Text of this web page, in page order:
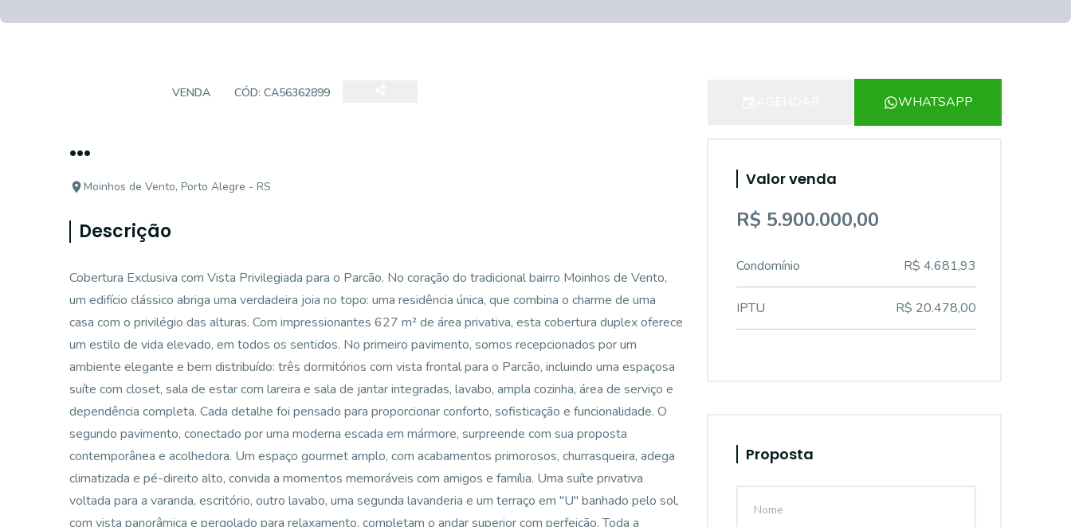
VENDA CÓD: CA56362899
...
Moinhos de Vento, Porto Alegre - RS
Descrição
Cobertura Exclusiva com Vista Privilegiada para o Parcão. No coração do tradicional bairro Moinhos de Vento,
um edifício clássico abriga uma verdadeira joia no topo: uma residência única, que combina o charme de uma
casa com o privilégio das alturas. Com impressionantes 627 m² de área privativa, esta cobertura duplex oferece
um estilo de vida elevado, em todos os sentidos. No primeiro pavimento, somos recepcionados por um
ambiente elegante e bem distribuído: três dormitórios com vista frontal para o Parcão, incluindo uma espaçosa
suíte com closet, sala de estar com lareira e sala de jantar integradas, lavabo, ampla cozinha, área de serviço e
dependência completa. Cada detalhe foi pensado para proporcionar conforto, sofisticação e funcionalidade. O
segundo pavimento, conectado por uma moderna escada em mármore, surpreende com sua proposta
contemporânea e acolhedora. Um espaço gourmet amplo, com acabamentos primorosos, churrasqueira, adega
climatizada e pé-direito alto, convida a momentos memoráveis com amigos e família. Uma suíte privativa
voltada para a varanda, escritório, outro lavabo, uma segunda lavanderia e um terraço em "U" banhado pelo sol,
com vista panorâmica e pergolado para relaxamento, completam o andar superior com perfeição. Toda a
WHATSAPP
Valor venda
R$ 5.900.000,00
Condomínio R$ 4.681,93
IPTU R$ 20.478,00
Proposta